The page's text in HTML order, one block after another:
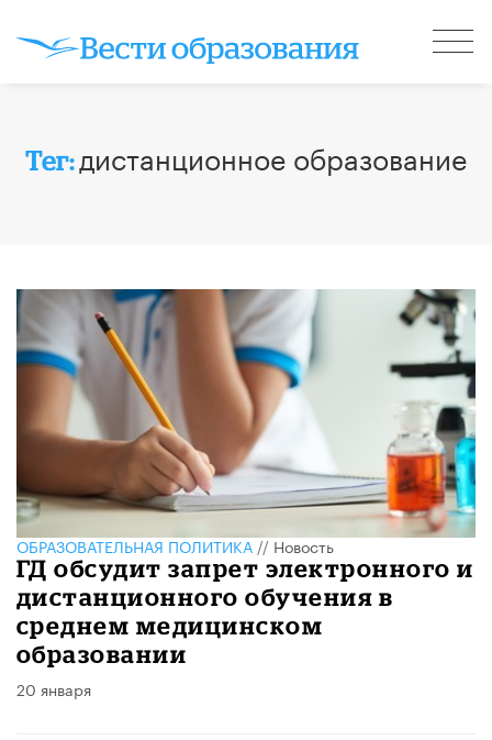
Тег:дистанционное образование
ОБРАЗОВАТЕЛЬНАЯ ПОЛИТИКА//Новость
ГД обсудит запрет электронного и
дистанционного обучения в
среднем медицинском
образовании
20 января